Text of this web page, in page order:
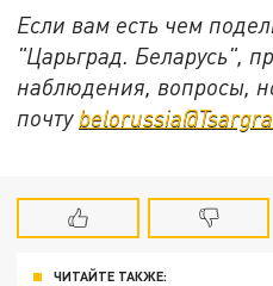
Если вам есть чем
"Царьград. Беларусь",
наблюдения, вопросы,
почту
ЧИТАЙТЕ ТАКЖЕ: